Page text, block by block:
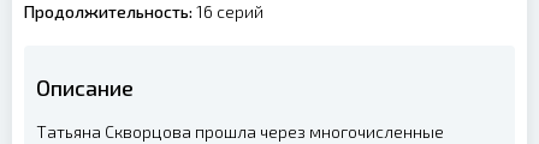
Продолжительность: 16 серий
Описание
Татьяна Скворцова прошла через многочисленные